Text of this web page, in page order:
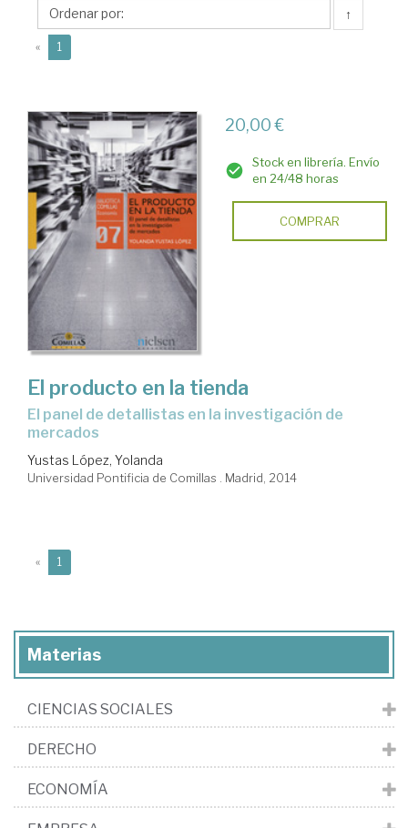
Yolanda
↑
« 1
20,00 €
Stock en librería. Envío
en 24/48 horas
COMPRAR
El producto en la tienda
el panel de detallistas en la investigación de
mercados
Yustas López, Yolanda
Universidad Pontificia de Comillas . Madrid, 2014
« 1
Materias
CIENCIAS SOCIALES
DERECHO
ECONOMÍA